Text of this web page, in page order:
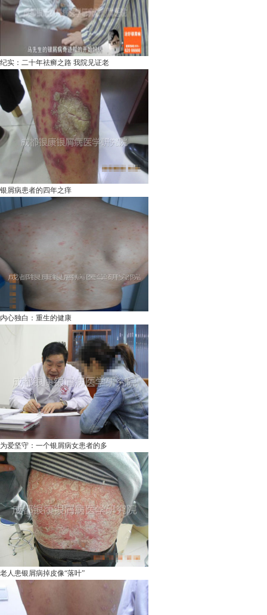
纪实：二十年祛癣之路 我院见证老
银屑病患者的四年之痒
内心独白：重生的健康
为爱坚守：一个银屑病女患者的多
老人患银屑病掉皮像“落叶”